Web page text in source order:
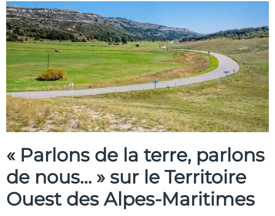
« Parlons de la terre, parlons
de nous… » sur le Territoire
Ouest des Alpes-Maritimes